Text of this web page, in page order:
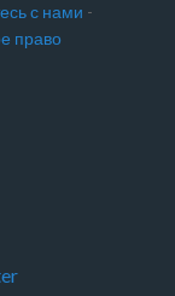
с нами -
право